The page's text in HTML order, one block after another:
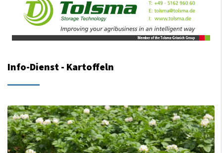
Info-Dienst - Kartoffeln